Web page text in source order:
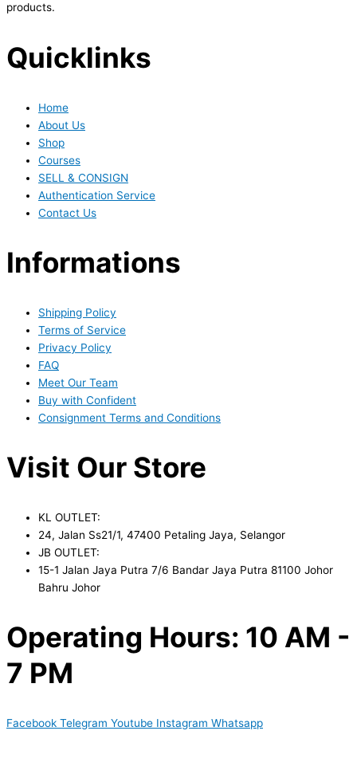
products.
Quicklinks
Home
About Us
Shop
Courses
SELL & CONSIGN
Authentication Service
Contact Us
Informations
Shipping Policy
Terms of Service
Privacy Policy
FAQ
Meet Our Team
Buy with Confident
Consignment Terms and Conditions
Visit Our Store
KL OUTLET:
24, Jalan Ss21/1, 47400 Petaling Jaya, Selangor
JB OUTLET:
15-1 Jalan Jaya Putra 7/6 Bandar Jaya Putra 81100 Johor
Bahru Johor
Operating Hours: 10 AM -
7 PM
Facebook Telegram Youtube Instagram Whatsapp